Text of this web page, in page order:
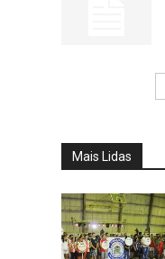
Mais Lidas